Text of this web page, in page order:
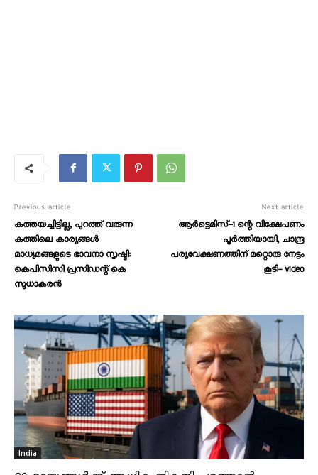
Previous article
കത്തയച്ചിട്ടില്ല, പുറത്ത് വരുന്ന
കത്തിലെ കാര്യങ്ങള്‍
മാധ്യമങ്ങളുടെ ഭാവനാ സൃഷ്ടി:
കെപിസിസി പ്രസിഡന്റ് കെ
സുധാകരന്‍
Next article
ആർട്ടെമിസ്-1 ന്റെ വിക്ഷേപണം
പൂർത്തിയായി, ചാന്ദ്ര
പര്യവേക്ഷണത്തിന് മറ്റൊരു നേട്ടം
കൂടി- video
India